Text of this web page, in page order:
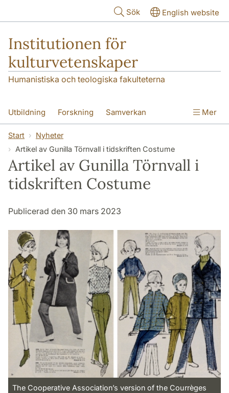
Sök English website
Institutionen för
kulturvetenskaper
Humanistiska och teologiska fakulteterna
Utbildning Forskning Samverkan
Om institutionen
Mer
Start
Nyheter
Artikel av Gunilla Törnvall i tidskriften Costume
Artikel av Gunilla Törnvall i
tidskriften Costume
Publicerad den 30 mars 2023
The Cooperative Association’s version of the Courrèges